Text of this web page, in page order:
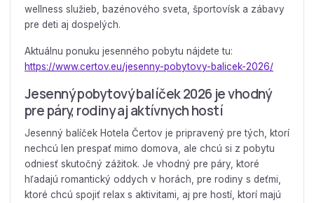
wellness služieb, bazénového sveta, športovísk a zábavy
pre deti aj dospelých.
Aktuálnu ponuku jesenného pobytu nájdete tu:
https://www.certov.eu/jesenny-pobytovy-balicek-2026/
Jesenný pobytový balíček 2026 je vhodný
pre páry, rodiny aj aktívnych hostí
Jesenný balíček Hotela Čertov je pripravený pre tých, ktorí
nechcú len prespať mimo domova, ale chcú si z pobytu
odniesť skutočný zážitok. Je vhodný pre páry, ktoré
hľadajú romantický oddych v horách, pre rodiny s deťmi,
ktoré chcú spojiť relax s aktivitami, aj pre hostí, ktorí majú